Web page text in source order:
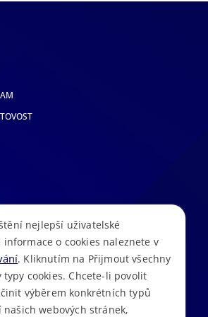
Prohlášení o přístupnosti•GDPR
nejlepší uživatelské
o cookies naleznete v
. Kliknutím na Přijmout všechny
cookies. Chcete-li povolit
výběrem konkrétních typů
webových stránek,